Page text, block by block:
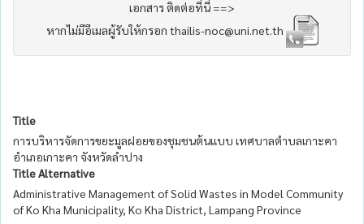
เอกสาร ติดต่อที่นี่ ==>
หากไม่มีอีเมลผู้รับให้กรอก thailis-noc@uni.net.th
Title
การบริหารจัดการขยะมูลฝอยของชุมชนต้นแบบ เทศบาลตำบลเกาะคา
อำเภอเกาะคา จังหวัดลำปาง
Title Alternative
Administrative Management of Solid Wastes in Model Community
of Ko Kha Municipality, Ko Kha District, Lampang Province